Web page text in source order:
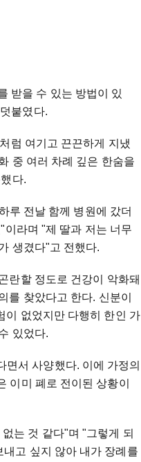
받을 수 있는 방법이 있
붙였다.
럼 여기고 끈끈하게 지냈
중 여러 차례 깊은 한숨을
했다.
루 전날 함께 병원에 갔더
이라며 "제 딸과 저는 너무
생겼다"고 전했다.
란할 정도로 건강이 악화돼
를 찾았다고 한다. 신분이
이 없었지만 다행히 한인 가
있었다.
서 사양했다. 이에 가정의
이미 폐로 전이된 상황이
는 것 같다"며 "그렇게 되
고 싶지 않아 내가 장례를